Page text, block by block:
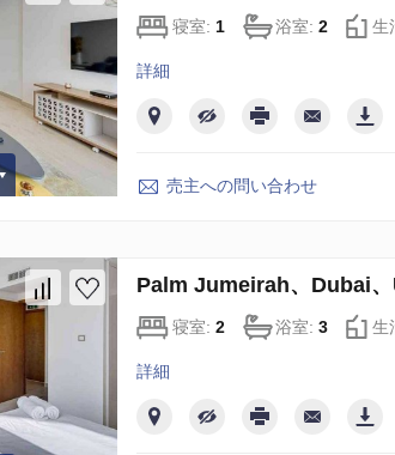
寝室: 1 浴室: 2 生
詳細
売主への問い合わせ
Palm Jumeirah、Dubai、
寝室: 2 浴室: 3 生
詳細